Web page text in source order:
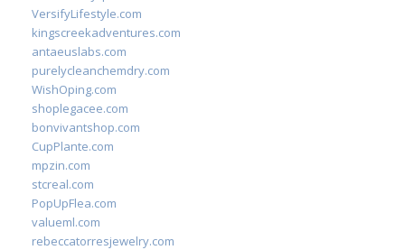
VersifyLifestyle.com
kingscreekadventures.com
antaeuslabs.com
purelycleanchemdry.com
WishOping.com
shoplegacee.com
bonvivantshop.com
CupPlante.com
mpzin.com
stcreal.com
PopUpFlea.com
valueml.com
rebeccatorresjewelry.com